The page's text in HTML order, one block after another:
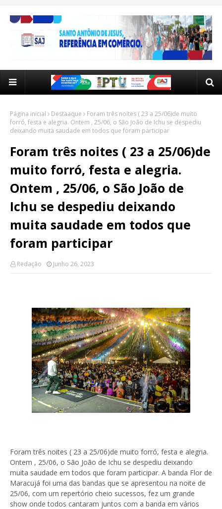
Página inicial Destaaque
Foram três noites ( 23 a 25/06)de muito
forró, festa e alegria. Ontem , 25/06, o São João de Ichu se despediu
deixando muita saudade em todos que foram participar
Foram três noites ( 23 a 25/06)de
muito forró, festa e alegria.
Ontem , 25/06, o São João de
Ichu se despediu deixando
muita saudade em todos que
foram participar
Redação Junho 26, 2023
Foram três noites ( 23 a 25/06)de muito forró, festa e alegria.
Ontem , 25/06, o São João de Ichu se despediu deixando
muita saudade em todos que foram participar. A banda Flor de
Maracujá foi uma das bandas que se apresentou na noite de
25/06, com um repertório cheio sucessos, fez um grande
show onde todos cantaram juntos com a banda em vários